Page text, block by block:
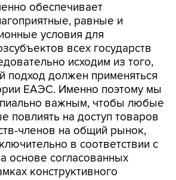
обеспечивает
равные и
условия для
всех государств
исходим из того,
подход должен применяться
ЕАЭС. Именно поэтому мы
важным, чтобы любые
повлиять на доступ товаров
членов на общий рынок,
в соответствии с
основе согласованных
конструктивного